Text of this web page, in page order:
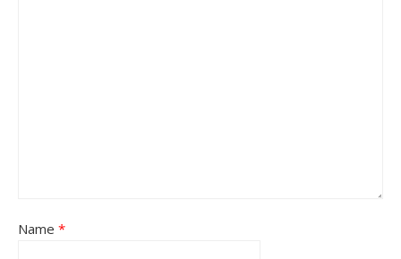
Name *